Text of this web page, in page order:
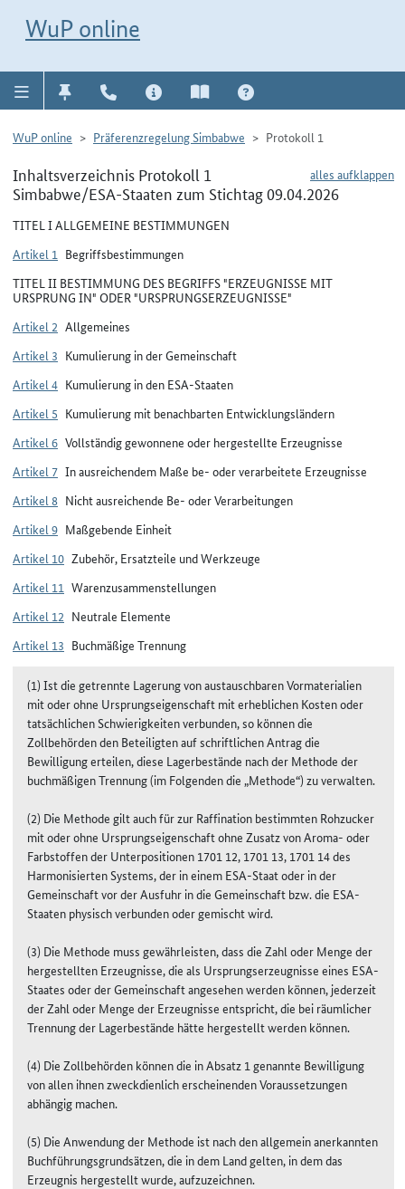
WuP online
WuP online Präferenzregelung Simbabwe Protokoll 1
alles aufklappen
Inhaltsverzeichnis Protokoll 1
Simbabwe/ESA-Staaten zum Stichtag 09.04.2026
TITEL I ALLGEMEINE BESTIMMUNGEN
Artikel 1 Begriffsbestimmungen
TITEL II BESTIMMUNG DES BEGRIFFS "ERZEUGNISSE MIT
URSPRUNG IN" ODER "URSPRUNGSERZEUGNISSE"
Artikel 2 Allgemeines
Artikel 3 Kumulierung in der Gemeinschaft
Artikel 4 Kumulierung in den ESA-Staaten
Artikel 5 Kumulierung mit benachbarten Entwicklungsländern
Artikel 6 Vollständig gewonnene oder hergestellte Erzeugnisse
Artikel 7 In ausreichendem Maße be- oder verarbeitete Erzeugnisse
Artikel 8 Nicht ausreichende Be- oder Verarbeitungen
Artikel 9 Maßgebende Einheit
Artikel 10 Zubehör, Ersatzteile und Werkzeuge
Artikel 11 Warenzusammenstellungen
Artikel 12 Neutrale Elemente
Artikel 13 Buchmäßige Trennung
(1) Ist die getrennte Lagerung von austauschbaren Vormaterialien
mit oder ohne Ursprungseigenschaft mit erheblichen Kosten oder
tatsächlichen Schwierigkeiten verbunden, so können die
Zollbehörden den Beteiligten auf schriftlichen Antrag die
Bewilligung erteilen, diese Lagerbestände nach der Methode der
buchmäßigen Trennung (im Folgenden die „Methode“) zu verwalten.
(2) Die Methode gilt auch für zur Raffination bestimmten Rohzucker
mit oder ohne Ursprungseigenschaft ohne Zusatz von Aroma- oder
Farbstoffen der Unterpositionen 1701 12, 1701 13, 1701 14 des
Harmonisierten Systems, der in einem ESA-Staat oder in der
Gemeinschaft vor der Ausfuhr in die Gemeinschaft bzw. die ESA-
Staaten physisch verbunden oder gemischt wird.
(3) Die Methode muss gewährleisten, dass die Zahl oder Menge der
hergestellten Erzeugnisse, die als Ursprungserzeugnisse eines ESA-
Staates oder der Gemeinschaft angesehen werden können, jederzeit
der Zahl oder Menge der Erzeugnisse entspricht, die bei räumlicher
Trennung der Lagerbestände hätte hergestellt werden können.
(4) Die Zollbehörden können die in Absatz 1 genannte Bewilligung
von allen ihnen zweckdienlich erscheinenden Voraussetzungen
abhängig machen.
(5) Die Anwendung der Methode ist nach den allgemein anerkannten
Buchführungsgrundsätzen, die in dem Land gelten, in dem das
Erzeugnis hergestellt wurde, aufzuzeichnen.